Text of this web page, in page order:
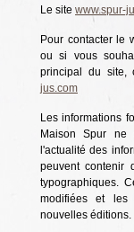
Le site www.spur-
Pour contacter le
ou si vous
principal du site,
jus.com
Les informations
Maison Spur ne
l'actualité des
peuvent contenir
typographiques.
modifiées et les
nouvelles éditions.